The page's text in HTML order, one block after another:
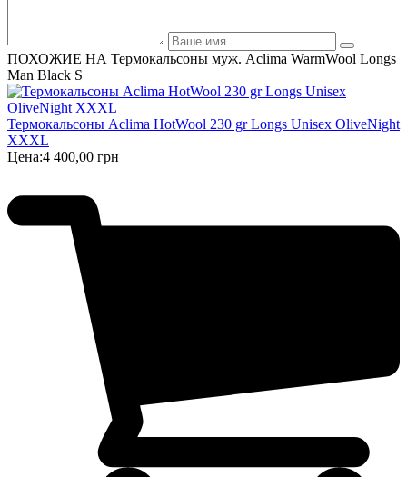
ПОХОЖИЕ НА Термокальсоны муж. Aclima WarmWool Longs
Man Black S
Термокальсоны Aclima HotWool 230 gr Longs Unisex OliveNight
XXXL
Цена:4 400,00 грн